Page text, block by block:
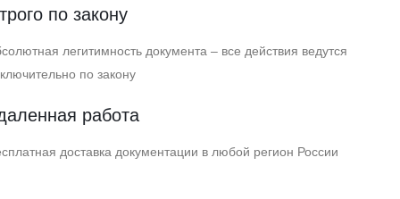
по закону
легитимность документа – все действия ведутся
по закону
работа
доставка документации в любой регион России